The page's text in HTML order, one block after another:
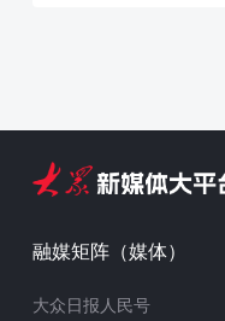
融媒矩阵（媒体）
大众日报人民号